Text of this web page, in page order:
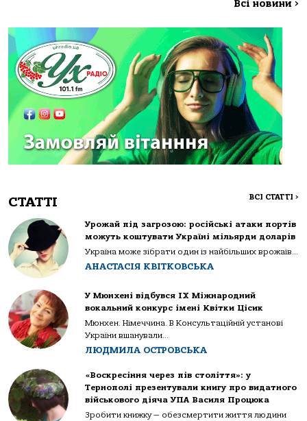
Всі новини >
СТАТТІ ВСІ СТАТТІ >
Урожай під загрозою: російські атаки портів
можуть коштувати Україні мільярди доларів
Україна може зібрати один із найбільших врожаїв...
АНАСТАСІЯ КВІТКОВСЬКА
У Мюнхені відбувся IX Міжнародний
вокальний конкурс імені Квітки Цісик
Мюнхен. Німеччина. В Консультаційній установі
України вшанували...
ЛЮДМИЛА ОСТРОВСЬКА
«Воскресіння через пів століття»: у
Тернополі презентували книгу про видатного
військового діяча УПА Василя Процюка
Зробити книжку — обезсмертити життя людини